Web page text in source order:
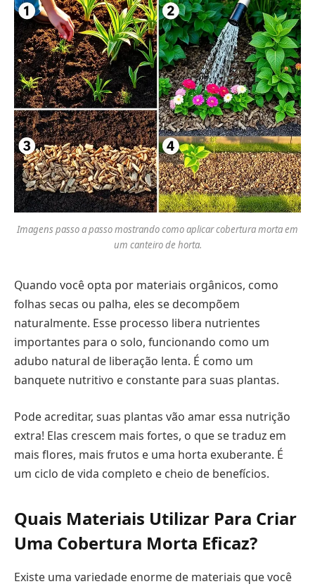
Imagens passo a passo mostrando como aplicar cobertura morta em
um canteiro de horta.
Quando você opta por materiais orgânicos, como
folhas secas ou palha, eles se decompõem
naturalmente. Esse processo libera nutrientes
importantes para o solo, funcionando como um
adubo natural de liberação lenta. É como um
banquete nutritivo e constante para suas plantas.
Pode acreditar, suas plantas vão amar essa nutrição
extra! Elas crescem mais fortes, o que se traduz em
mais flores, mais frutos e uma horta exuberante. É
um ciclo de vida completo e cheio de benefícios.
Quais Materiais Utilizar Para Criar
Uma Cobertura Morta Eficaz?
Existe uma variedade enorme de materiais que você